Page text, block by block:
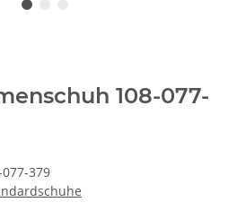
108-077-
379